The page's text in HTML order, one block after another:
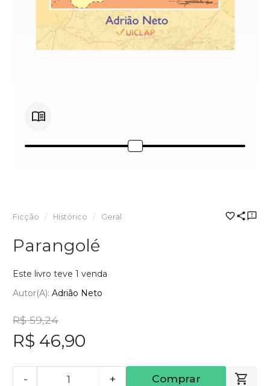
Ficção Histórico Geral
Parangolé
Este livro teve 1 venda
Autor(a): Adrião Neto
R$ 59,24
R$ 46,90
- + Comprar